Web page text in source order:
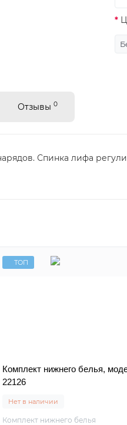
Отзывы 0
Спинка лифа
ТОП
Комплект нижнего белья,
22126
Нет в наличии
Комплект нижнего белья